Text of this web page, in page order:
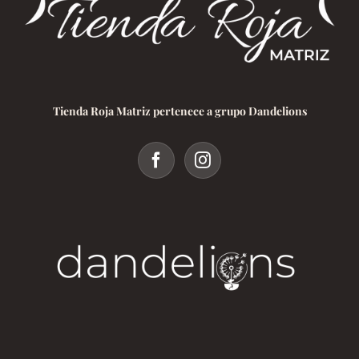
Tienda Roja Matriz pertenece a grupo Dandelions